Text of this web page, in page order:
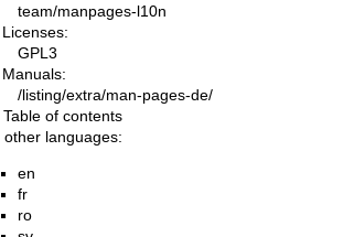
team/manpages-l10n
Licenses:
GPL3
Manuals:
/listing/extra/man-pages-de/
Table of contents
other languages:
en
fr
ro